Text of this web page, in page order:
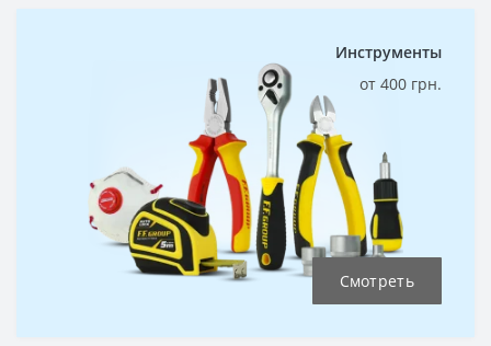
Инструменты
от 400 грн.
Смотреть